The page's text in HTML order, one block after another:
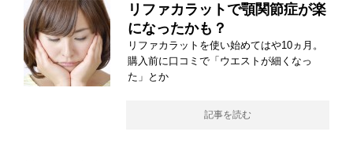
リファカラットで顎関節症が楽
になったかも？
リファカラットを使い始めてはや10ヵ月。
購入前に口コミで「ウエストが細くなっ
た」とか
記事を読む